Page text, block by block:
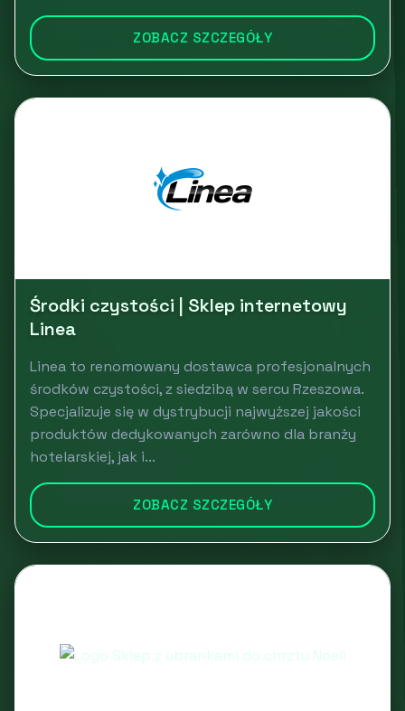
ZOBACZ SZCZEGÓŁY
Środki czystości | Sklep internetowy
Linea
Linea to renomowany dostawca profesjonalnych
środków czystości, z siedzibą w sercu Rzeszowa.
Specjalizuje się w dystrybucji najwyższej jakości
produktów dedykowanych zarówno dla branży
hotelarskiej, jak i...
ZOBACZ SZCZEGÓŁY